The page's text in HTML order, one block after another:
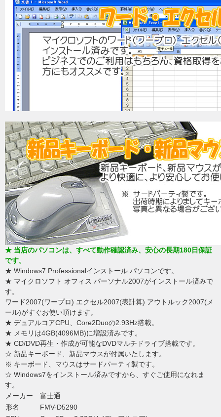
★ 当店のパソコンは、すべて動作確認済み、安心の長期180日保証
です。
★ Windows7 Professionalインストール パソコンです。
★ マイクロソフト オフィス パーソナル2007がインストール済みで
す。
ワード2007(ワープロ) エクセル2007(表計算) アウトルック2007(メ
ール)がすぐお使い頂けます。
★ デュアルコアCPU、Core2Duoの2.93Hz搭載。
★ メモリは4GB(4096MB)に増設済みです。
★ CD/DVD再生・作成が可能なDVDマルチドライブ搭載です。
☆ 新品キーボード、新品マウスが付属いたします。
※ キーボード、マウスはサードパーティ製です。
☆ Windows7をインストール済みですから、すぐご使用になれま
す。
メーカー
富士通
形名
FMV-D5290